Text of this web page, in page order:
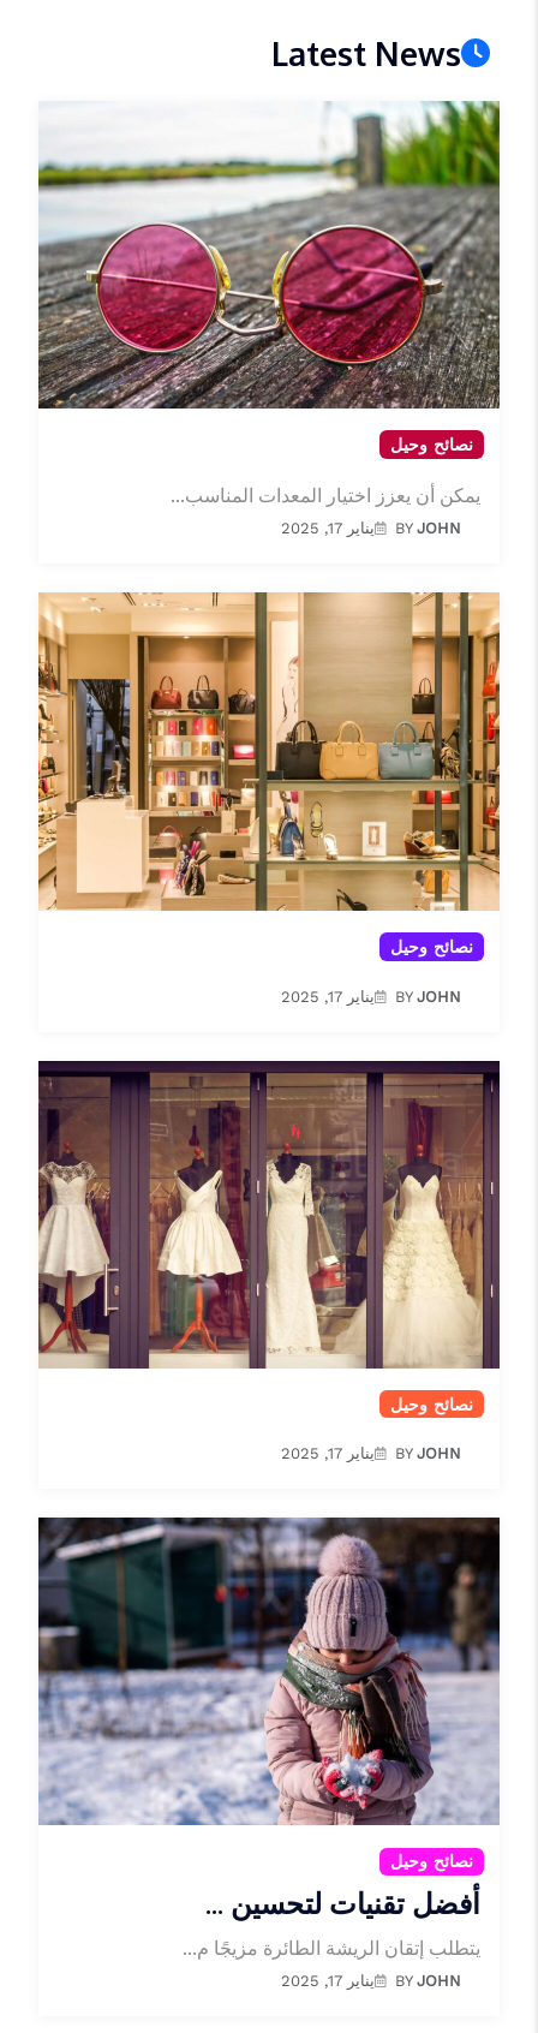
Latest News
نصائح وحيل
يمكن أن يعزز اختيار المعدات المناسب...
BY JOHN يناير 17, 2025
نصائح وحيل
BY JOHN يناير 17, 2025
نصائح وحيل
BY JOHN يناير 17, 2025
نصائح وحيل
أفضل تقنيات لتحسين ...
يتطلب إتقان الريشة الطائرة مزيجًا م...
BY JOHN يناير 17, 2025